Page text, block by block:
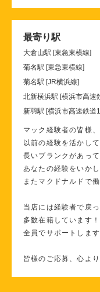
最寄り駅
大倉山駅 [東急東横線]
菊名駅 [東急東横線]
菊名駅 [JR横浜線]
北新横浜駅 [横浜市高速
新羽駅 [横浜市高速鉄道
マック経験者の皆様
以前の経験を活かし
長いブランクがあっ
あなたの経験をいか
またマクドナルドで
当店には経験者で戻
多数在籍しています！
全員でサポートしま
皆様のご応募、心よ